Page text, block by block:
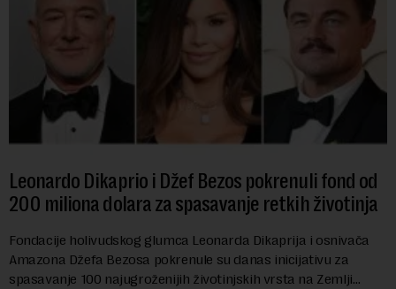
Leonardo Dikaprio i Džef Bezos pokrenuli fond od
200 miliona dolara za spasavanje retkih životinja
Fondacije holivudskog glumca Leonarda Dikaprija i osnivača
Amazona Džefa Bezosa pokrenule su danas inicijativu za
spasavanje 100 najugroženijih životinjskih vrsta na Zemlji